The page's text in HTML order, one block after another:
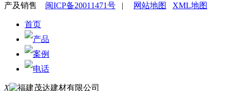
产及销售 闽ICP备20011471号 | 网站地图 XML地图
首页
产品
案例
电话
X